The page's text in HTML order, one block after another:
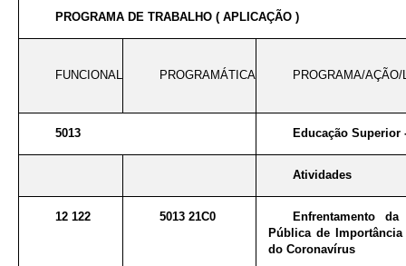
PROGRAMA DE TRABALHO ( APLICAÇÃO )
FUNCIONAL PROGRAMÁTICA PROGRAMA/
5013 Educação Superior
Atividades
12 122 5013 21C0
Enfrentamento
Pública de
do Coronavírus